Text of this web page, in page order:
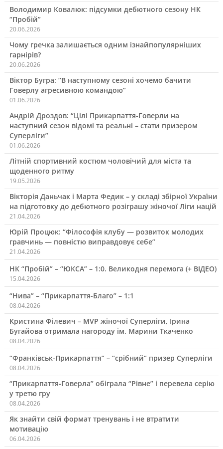
Володимир Ковалюк: підсумки дебютного сезону НК
“Пробій”
20.06.2026
Чому гречка залишається одним ізнайпопулярніших
гарнірів?
20.06.2026
Віктор Бугра: “В наступному сезоні хочемо бачити
Говерлу агресивною командою”
01.06.2026
Андрій Дроздов: “Цілі Прикарпаття-Говерли на
наступний сезон відомі та реальні – стати призером
Суперліги”
01.06.2026
Літній спортивний костюм чоловічий для міста та
щоденного ритму
19.05.2026
Вікторія Даньчак і Марта Федик – у складі збірної України
на підготовку до дебютного розіграшу жіночої Ліги націй
21.04.2026
Юрій Процюк: “Філософія клубу — розвиток молодих
гравчинь — повністю виправдовує себе”
21.04.2026
НК “Пробій” – “ЮКСА” – 1:0. Великодня перемога (+ ВІДЕО)
15.04.2026
“Нива” – “Прикарпаття-Благо” – 1:1
08.04.2026
Кристина Філевич – MVP жіночої Суперліги, Ірина
Бугайова отримала нагороду ім. Марини Ткаченко
08.04.2026
“Франківськ-Прикарпаття” – “срібний” призер Суперліги
08.04.2026
“Прикарпаття-Говерла” обіграла “Рівне” і перевела серію
у третю гру
08.04.2026
Як знайти свій формат тренувань і не втратити
мотивацію
06.04.2026